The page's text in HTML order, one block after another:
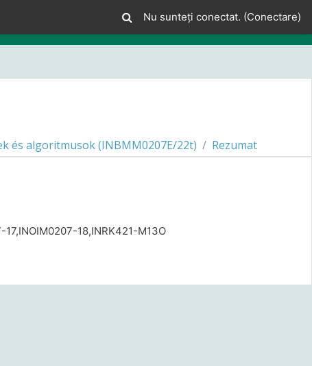
Nu sunteți conectat. (Conectare)
és algoritmusok (INBMM0207E/22t) Rezumat
18,INRK421-M13O